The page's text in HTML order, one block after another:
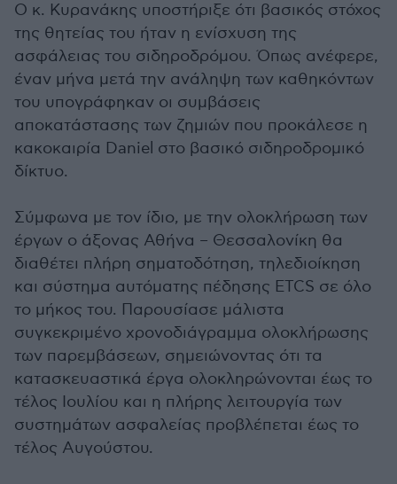
Ο κ. Κυρανάκης υποστήριξε ότι βασικός στόχος
της θητείας του ήταν η ενίσχυση της
ασφάλειας του σιδηροδρόμου. Όπως ανέφερε,
έναν μήνα μετά την ανάληψη των καθηκόντων
του υπογράφηκαν οι συμβάσεις
αποκατάστασης των ζημιών που προκάλεσε η
κακοκαιρία Daniel στο βασικό σιδηροδρομικό
δίκτυο.
Σύμφωνα με τον ίδιο, με την ολοκλήρωση των
έργων ο άξονας Αθήνα – Θεσσαλονίκη θα
διαθέτει πλήρη σηματοδότηση, τηλεδιοίκηση
και σύστημα αυτόματης πέδησης ETCS σε όλο
το μήκος του. Παρουσίασε μάλιστα
συγκεκριμένο χρονοδιάγραμμα ολοκλήρωσης
των παρεμβάσεων, σημειώνοντας ότι τα
κατασκευαστικά έργα ολοκληρώνονται έως το
τέλος Ιουλίου και η πλήρης λειτουργία των
συστημάτων ασφαλείας προβλέπεται έως το
τέλος Αυγούστου.